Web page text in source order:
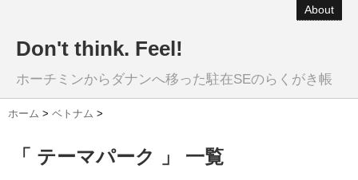
About
Don't think. Feel!
ホーチミンからダナンへ移った駐在SEのらくがき帳
ホーム > ベトナム >
「 テーマパーク 」 一覧